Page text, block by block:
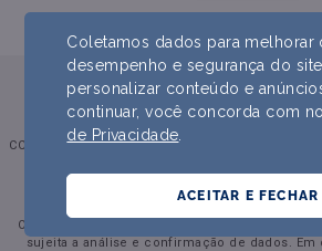
CCN - Comercial Centro Norte Alimentos LTDA
Ofertas válidas enquanto durarem os estoques
sujeita a análise e confirmação de dados.
Coletamos dados para melhorar
desempenho e segurança do
personalizar conteúdo e
continuar, você concorda com
de Privacidade
ACEITAR E FECHAR